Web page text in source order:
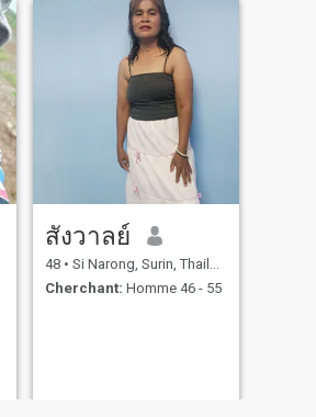
สังวาลย์
48 • Si Narong, Surin, Thailande
Cherchant: Homme 46 - 55